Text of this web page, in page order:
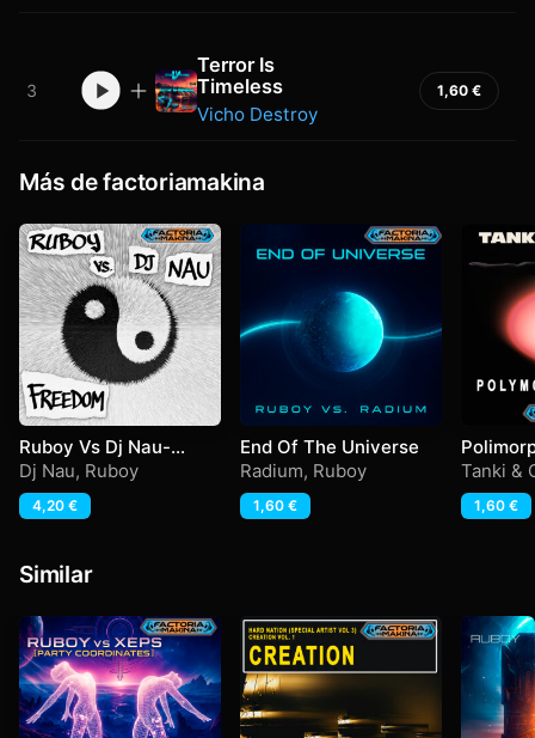
3
Terror Is
Timeless
Vicho Destroy
1,60 €
Más de factoriamakina
Ruboy Vs Dj Nau-
Freedom
Dj Nau, Ruboy
4,20 €
End Of The Universe
Radium, Ruboy
1,60 €
Tanki &
1,60 €
Similar